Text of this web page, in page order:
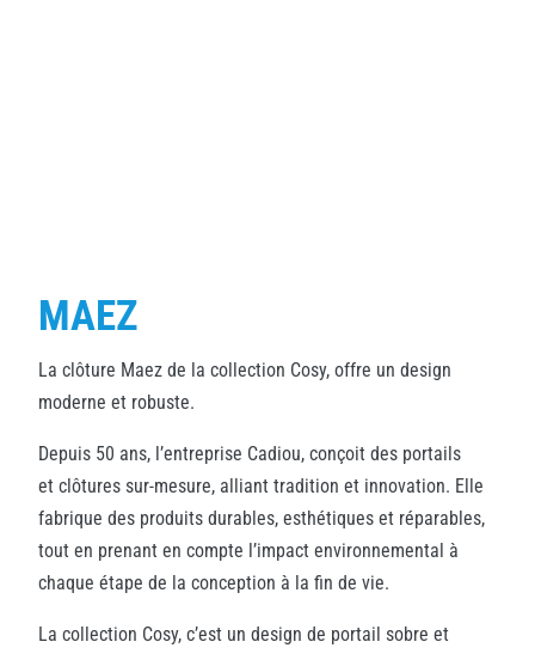
MAEZ
La clôture Maez de la collection Cosy, offre un design
moderne et robuste.
Depuis 50 ans, l’entreprise Cadiou, conçoit des portails
et clôtures sur-mesure, alliant tradition et innovation. Elle
fabrique des produits durables, esthétiques et réparables,
tout en prenant en compte l’impact environnemental à
chaque étape de la conception à la fin de vie.
La collection Cosy, c’est un design de portail sobre et